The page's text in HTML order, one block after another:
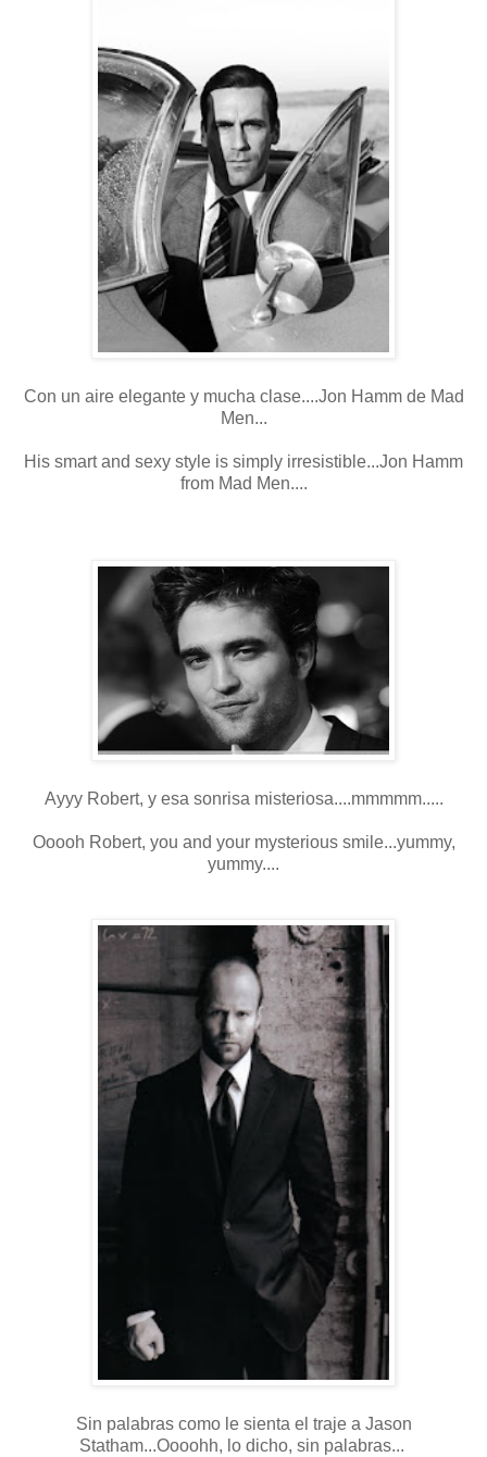
Con un aire elegante y mucha clase....Jon Hamm de Mad
Men...
His smart and sexy style is simply irresistible...Jon Hamm
from Mad Men....
Ayyy Robert, y esa sonrisa misteriosa....mmmmm.....
Ooooh Robert, you and your mysterious smile...yummy,
yummy....
Sin palabras como le sienta el traje a Jason
Statham...Oooohh, lo dicho, sin palabras...